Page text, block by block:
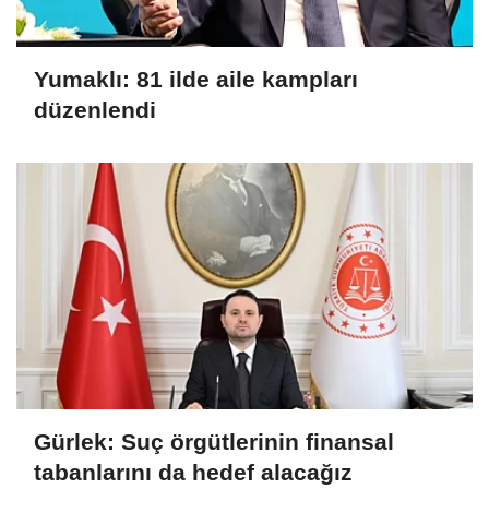
Yumaklı: 81 ilde aile kampları
düzenlendi
Gürlek: Suç örgütlerinin finansal
tabanlarını da hedef alacağız